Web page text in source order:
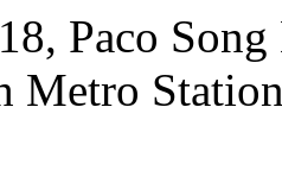
Paco
Metro